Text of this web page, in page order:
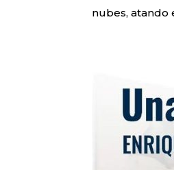
nubes, atando